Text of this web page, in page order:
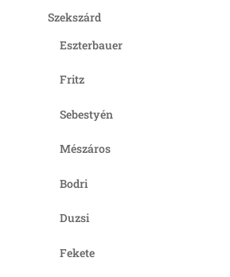
Szekszárd
Eszterbauer
Fritz
Sebestyén
Mészáros
Bodri
Duzsi
Fekete